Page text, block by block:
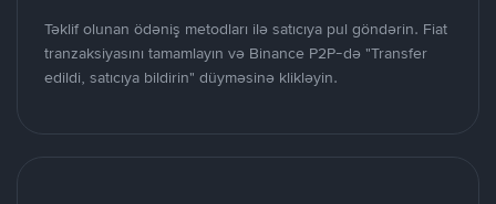
Təklif olunan ödəniş metodları ilə satıcıya pul göndərin. Fiat
tranzaksiyasını tamamlayın və Binance P2P-də "Transfer
edildi, satıcıya bildirin" düyməsinə klikləyin.